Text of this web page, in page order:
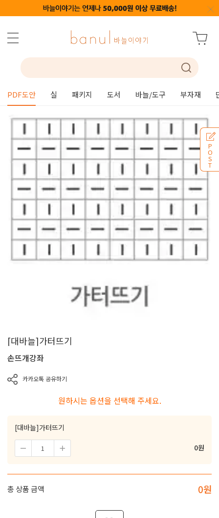
PDF도안 실 패키지 도서 바늘/도구 부자재
P
O
S
T
[대바늘]가터뜨기
손뜨개강좌
카카오톡 공유하기
원하시는 옵션을 선택해 주세요.
[대바늘]가터뜨기
0원
총 상품 금액 0원